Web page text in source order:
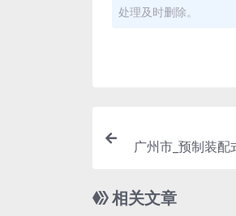
处理及时删除。
广州市_预制装
相关文章